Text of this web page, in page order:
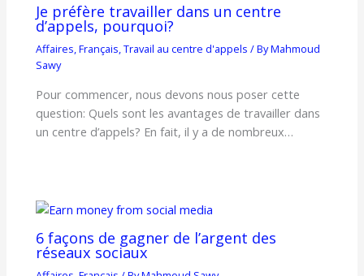
Je préfère travailler dans un centre
d’appels, pourquoi?
Affaires,Français,Travail au centre d'appels / ByMahmoud
Sawy
Pour commencer, nous devons nous poser cette
question: Quels sont les avantages de travailler dans
un centre d’appels? En fait, il y a de nombreux…
6 façons de gagner de l’argent des
réseaux sociaux